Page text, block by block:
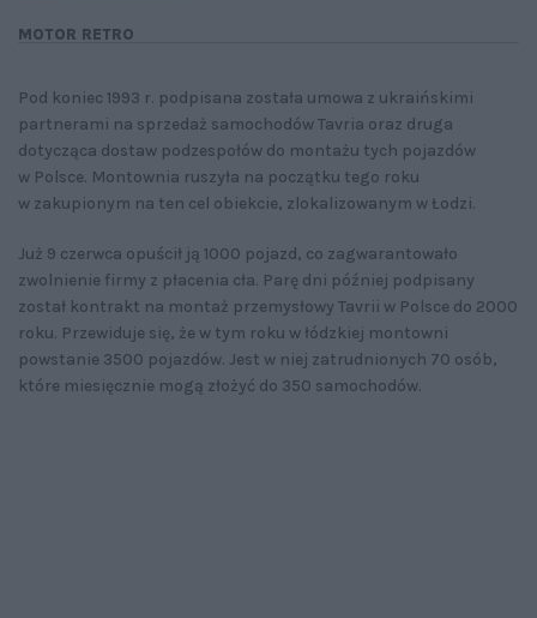
MOTOR RETRO
Pod koniec 1993 r. podpisana została umowa z ukraińskimi
partnerami na sprzedaż samochodów Tavria oraz druga
dotycząca dostaw podzespołów do montażu tych pojazdów
w Polsce. Montownia ruszyła na początku tego roku
w zakupionym na ten cel obiekcie, zlokalizowanym w Łodzi.
Już 9 czerwca opuścił ją 1000 pojazd, co zagwarantowało
zwolnienie firmy z płacenia cła. Parę dni później podpisany
został kontrakt na montaż przemysłowy Tavrii w Polsce do 2000
roku. Przewiduje się, że w tym roku w łódzkiej montowni
powstanie 3500 pojazdów. Jest w niej zatrudnionych 70 osób,
które miesięcznie mogą złożyć do 350 samochodów.